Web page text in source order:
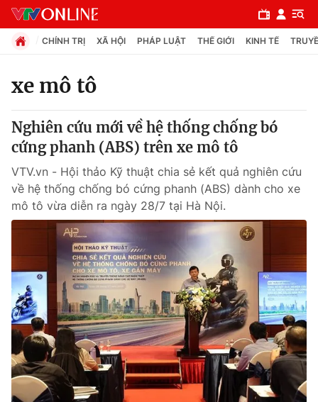
Chuyên mục
Chính trị
Xã hội
Pháp luật
Thế giới
Tin tức
Thế giới đó đây
Câu chuyện quốc tế
Kinh tế
Tài chính
Dữ liệu và đời sống
CHÍNH TRỊ XÃ HỘI PHÁP LUẬT THẾ GIỚI KINH TẾ
xe mô tô
Nghiên cứu mới về hệ thống chống bó
cứng phanh (ABS) trên xe mô tô
VTV.vn - Hội thảo Kỹ thuật chia sẻ kết quả nghiên cứu
về hệ thống chống bó cứng phanh (ABS) dành cho xe
mô tô vừa diễn ra ngày 28/7 tại Hà Nội.